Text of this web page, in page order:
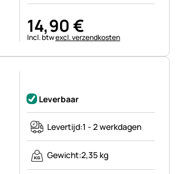
14,90€
Belastinginformatie:
Incl. btwexcl. verzendkosten
Leverbaar
Levertijd:1 - 2 werkdagen
Gewicht:2,35 kg